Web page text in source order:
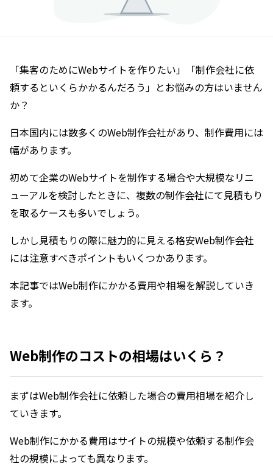
「集客のためにWebサイトを作りたい」「制作会社に依
頼するといくらかかるんだろう」とお悩みの方はいません
か？
日本国内には数多くのWeb制作会社があり、制作費用には
幅があります。
初めて企業のWebサイトを制作する場合や大規模なリニ
ューアルを検討したときに、複数の制作会社にて見積もり
を取るケースも多いでしょう。
しかし見積もりの際に魅力的に見える格安Web制作会社
には注意すべきポイントもいくつかあります。
本記事ではWeb制作にかかる費用や相場を解説していき
ます。
Web制作のコストの相場はいくら？
まずはWeb制作会社に依頼した場合の費用相場を紹介し
ていきます。
Web制作にかかる費用はサイトの規模や依頼する制作会
社の規模によっても異なります。